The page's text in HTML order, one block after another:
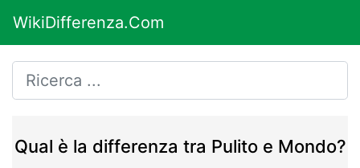
WikiDifferenza.Com
Qual è la differenza tra Pulito e Mondo?